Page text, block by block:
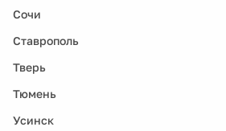
Сочи
Ставрополь
Тверь
Тюмень
Усинск